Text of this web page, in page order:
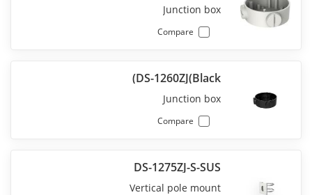
Junction box
Compare
DS-1260ZJ(Black)
Junction box
Compare
DS-1275ZJ-S-SUS
Vertical pole mount